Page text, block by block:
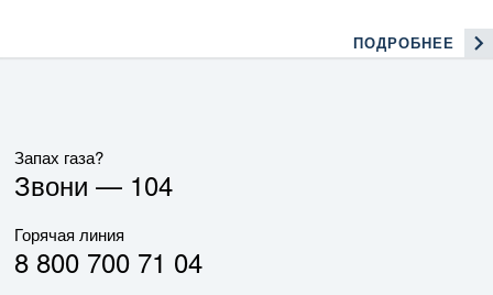
ПОДРОБНЕЕ
Запах газа?
Звони — 104
Горячая линия
8 800 700 71 04